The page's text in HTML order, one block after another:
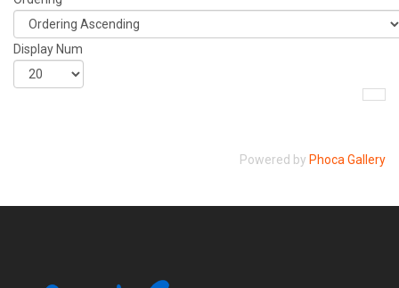
Display Num
Powered by Phoca Gallery